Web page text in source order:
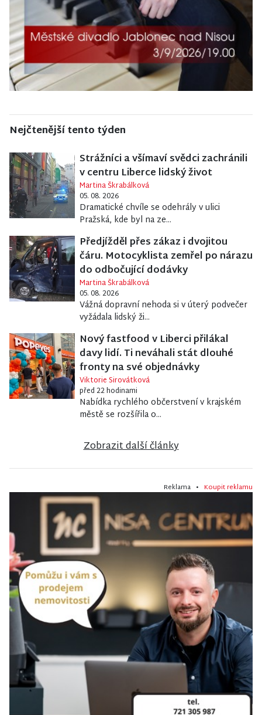
Nejčtenější tento týden
Strážníci a všímaví svědci zachránili
v centru Liberce lidský život
Martina Škrabálková
05. 08. 2026
Dramatické chvíle se odehrály v ulici
Pražská, kde byl na ze...
Předjížděl přes zákaz i dvojitou
čáru. Motocyklista zemřel po nárazu
do odbočující dodávky
Martina Škrabálková
05. 08. 2026
Vážná dopravní nehoda si v úterý podvečer
vyžádala lidský ži...
Nový fastfood v Liberci přilákal
davy lidí. Ti neváhali stát dlouhé
fronty na své objednávky
Viktorie Sirovátková
před 22 hodinami
Nabídka rychlého občerstvení v krajském
městě se rozšířila o...
Zobrazit další články
Reklama • Koupit reklamu